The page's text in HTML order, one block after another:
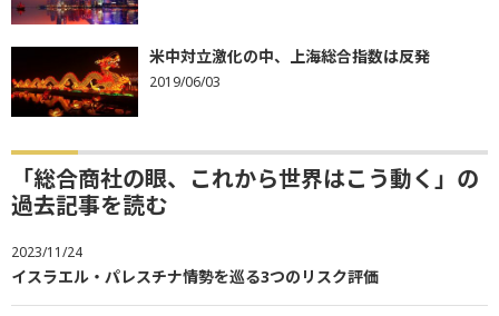
米中対立激化の中、上海総合指数は反発
2019/06/03
「総合商社の眼、これから世界はこう動く」の
過去記事を読む
2023/11/24
イスラエル・パレスチナ情勢を巡る3つのリスク評価